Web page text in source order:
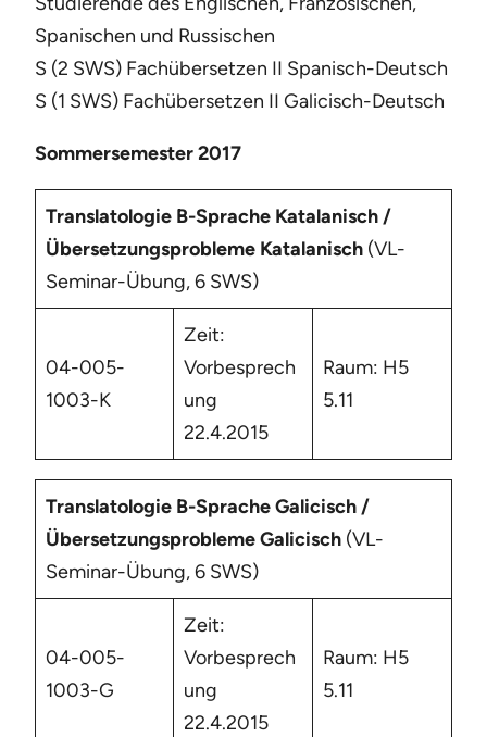
Spanischen und Russischen
S (2 SWS) Fachübersetzen II Spanisch-Deutsch
S (1 SWS) Fachübersetzen II Galicisch-Deutsch
Sommersemester 2017
Translatologie B-Sprache Katalanisch /
Übersetzungsprobleme Katalanisch (VL-
Seminar-Übung, 6 SWS)
04-005-
1003-K
Zeit:
Vorbesprech
ung
22.4.2015
Raum: H5
5.11
Translatologie B-Sprache Galicisch /
Übersetzungsprobleme Galicisch (VL-
Seminar-Übung, 6 SWS)
04-005-
1003-G
Zeit:
Vorbesprech
ung
22.4.2015
Raum: H5
5.11